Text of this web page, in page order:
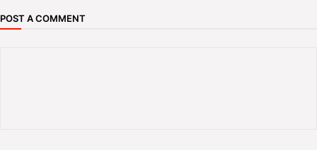
POST A COMMENT